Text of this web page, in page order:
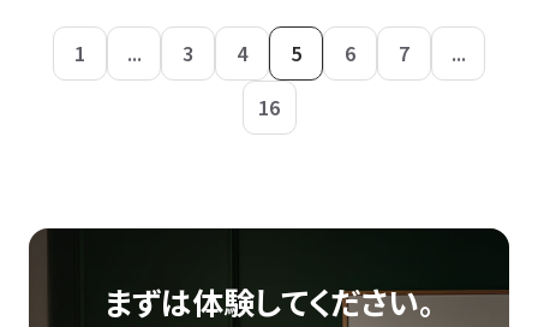
1 ... 3 4 5 6 7
...
16
まずは体験してください。